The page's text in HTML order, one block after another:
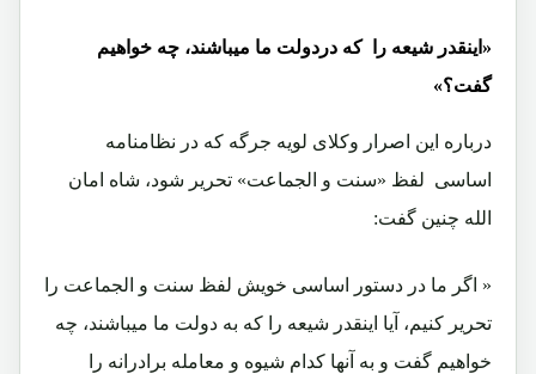
«اینقدر شیعه را که دردولت ما میباشند، چه خواهیم
گفت؟»
درباره این اصرار وکلای لویه جرگه که در نظامنامه
اساسی لفظ «سنت و الجماعت» تحریر شود، شاه امان
الله چنین گفت:
« اگر ما در دستور اساسی خویش لفظ سنت و الجماعت را
تحریر کنیم، آیا اینقدر شیعه را که به دولت ما میباشند، چه
خواهیم گفت و به آنها کدام شیوه و معامله برادرانه را